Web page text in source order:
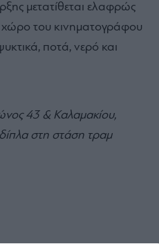
μετατίθεται ελαφρώς
χώρο του κινηματογράφου
ποτά, νερό και
43 & Καλαμακίου,
στη στάση τραμ